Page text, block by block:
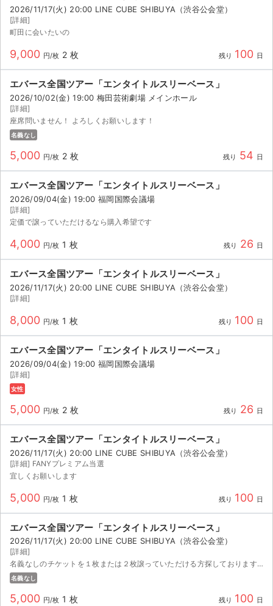
2026/11/17(火) 20:00 LINE CUBE SHIBUYA（渋谷公会堂）
[詳細]
町田に会いたいの
9,000 円/枚 2 枚 残り 100 日
エバース全国ツアー「エンタイトルスリーベース」
2026/10/02(金) 19:00 梅田芸術劇場 メインホール
[詳細]
座席問いません！ よろしくお願いします！
名義なし
5,000 円/枚 2 枚 残り 54 日
エバース全国ツアー「エンタイトルスリーベース」
2026/09/04(金) 19:00 福岡国際会議場
[詳細]
定価で譲っていただけるなら購入希望です
4,000 円/枚 1 枚 残り 26 日
エバース全国ツアー「エンタイトルスリーベース」
2026/11/17(火) 20:00 LINE CUBE SHIBUYA（渋谷公会堂）
[詳細]
8,000 円/枚 1 枚 残り 100 日
エバース全国ツアー「エンタイトルスリーベース」
2026/09/04(金) 19:00 福岡国際会議場
[詳細]
女性
5,000 円/枚 2 枚 残り 26 日
エバース全国ツアー「エンタイトルスリーベース」
2026/11/17(火) 20:00 LINE CUBE SHIBUYA（渋谷公会堂）
[詳細] FANYプレミアム当選
宜しくお願いします
5,000 円/枚 1 枚 残り 100 日
エバース全国ツアー「エンタイトルスリーベース」
2026/11/17(火) 20:00 LINE CUBE SHIBUYA（渋谷公会堂）
[詳細]
名義なしのチケットを１枚または２枚譲っていただける方探しております。
名義なし
5,000 円/枚 1 枚 残り 100 日